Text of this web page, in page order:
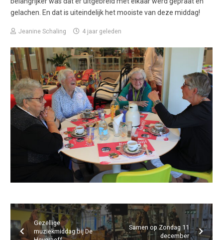
gelachen. En dat is uiteindelijk het mooiste van deze middag!
Jeanine Schaling 4 jaar geleden
Gezellige
muziekmiddag bij De
Samen op Zondag 11
december